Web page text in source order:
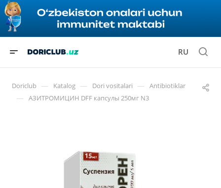
RU
Doriclub — Katalog — Dori vositalari — Antibiotiklar
— АЗИТРОМИЦИН DFF капсулы 250мг N3